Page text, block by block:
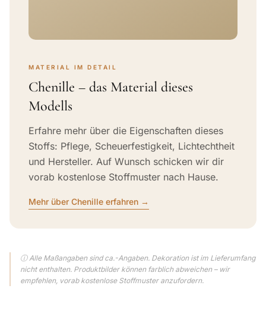
MATERIAL IM DETAIL
Chenille – das Material dieses
Modells
Erfahre mehr über die Eigenschaften dieses
Stoffs: Pflege, Scheuerfestigkeit, Lichtechtheit
und Hersteller. Auf Wunsch schicken wir dir
vorab kostenlose Stoffmuster nach Hause.
Mehr über Chenille erfahren →
ⓘ Alle Maßangaben sind ca.-Angaben. Dekoration ist im Lieferumfang
nicht enthalten. Produktbilder können farblich abweichen – wir
empfehlen, vorab kostenlose Stoffmuster anzufordern.